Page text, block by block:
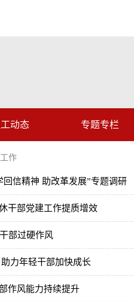
动态 专题专栏
作
信精神 助改革发展”专题调研
干部党建工作提质增效
部过硬作风
力年轻干部加快成长
作风能力持续提升